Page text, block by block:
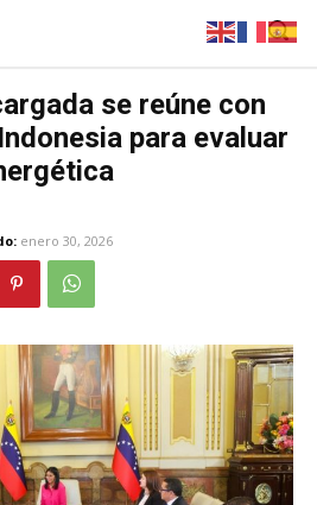
se reúne con
para evaluar
enero 30, 2026